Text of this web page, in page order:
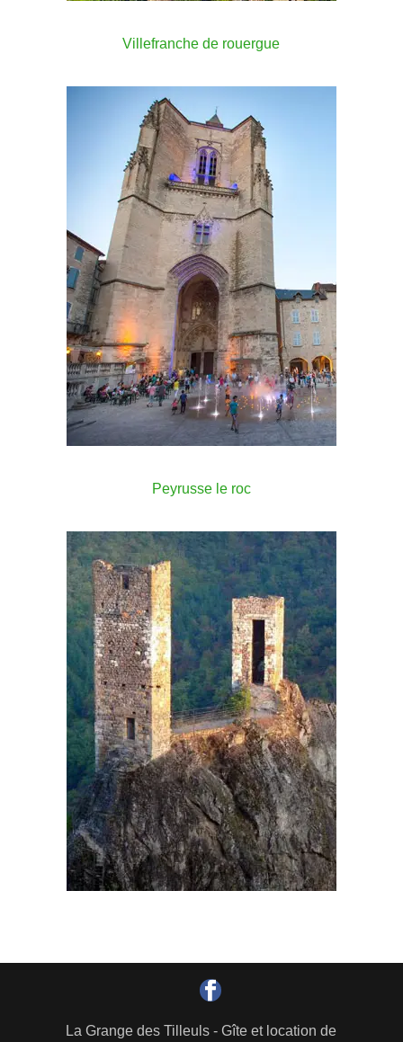
Villefranche de rouergue
Peyrusse le roc
La Grange des Tilleuls - Gîte et location de